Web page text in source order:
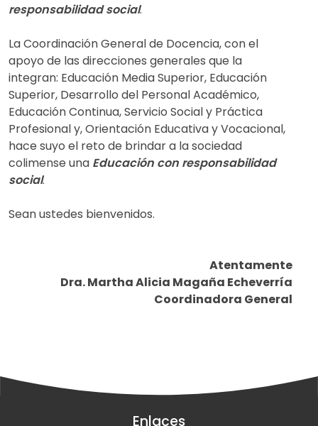
responsabilidad social.
La Coordinación General de Docencia, con el
apoyo de las direcciones generales que la
integran: Educación Media Superior, Educación
Superior, Desarrollo del Personal Académico,
Educación Continua, Servicio Social y Práctica
Profesional y, Orientación Educativa y Vocacional,
hace suyo el reto de brindar a la sociedad
colimense una Educación con responsabilidad
social.
Sean ustedes bienvenidos.
Atentamente
Dra. Martha Alicia Magaña Echeverría
Coordinadora General
Enlaces